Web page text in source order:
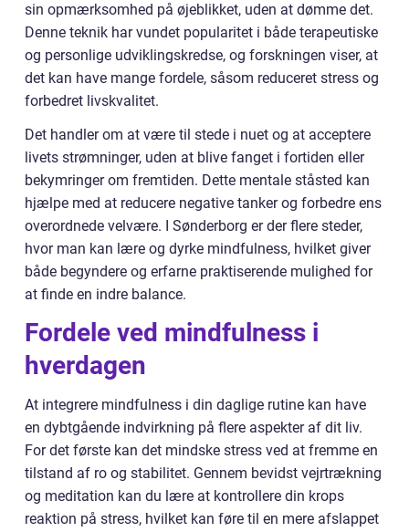
sin opmærksomhed på øjeblikket, uden at dømme det.
Denne teknik har vundet popularitet i både terapeutiske
og personlige udviklingskredse, og forskningen viser, at
det kan have mange fordele, såsom reduceret stress og
forbedret livskvalitet.
Det handler om at være til stede i nuet og at acceptere
livets strømninger, uden at blive fanget i fortiden eller
bekymringer om fremtiden. Dette mentale ståsted kan
hjælpe med at reducere negative tanker og forbedre ens
overordnede velvære. I Sønderborg er der flere steder,
hvor man kan lære og dyrke mindfulness, hvilket giver
både begyndere og erfarne praktiserende mulighed for
at finde en indre balance.
Fordele ved mindfulness i
hverdagen
At integrere mindfulness i din daglige rutine kan have
en dybtgående indvirkning på flere aspekter af dit liv.
For det første kan det mindske stress ved at fremme en
tilstand af ro og stabilitet. Gennem bevidst vejrtrækning
og meditation kan du lære at kontrollere din krops
reaktion på stress, hvilket kan føre til en mere afslappet